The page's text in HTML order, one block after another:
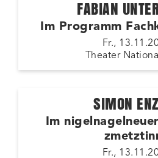
FABIAN
Im Programm
Fr.,
Theater
SIMON
Im
Fr.,